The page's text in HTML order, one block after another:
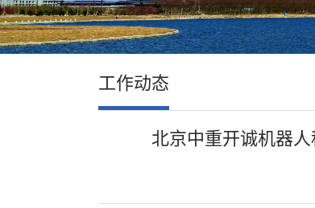
工作动态
北京中重开诚机器